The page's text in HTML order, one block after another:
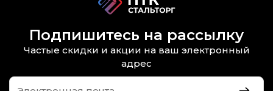
Подпишитесь на рассылку
Частые скидки и акции на ваш электронный
адрес